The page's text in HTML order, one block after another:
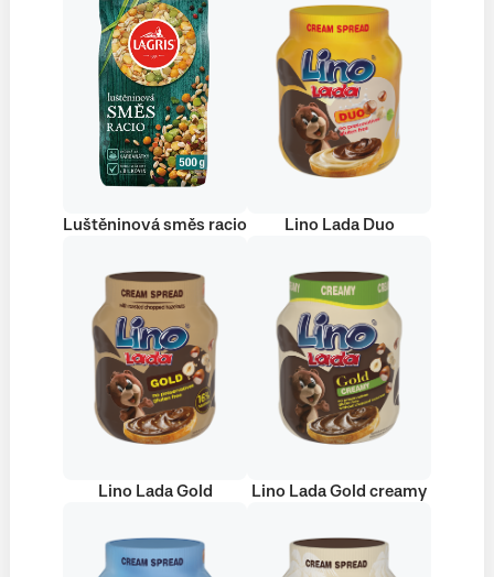
Luštěninová směs racio Lino Lada Duo
Lino Lada Gold Lino Lada Gold creamy